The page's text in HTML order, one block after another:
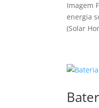
Imagem
energia
(Solar